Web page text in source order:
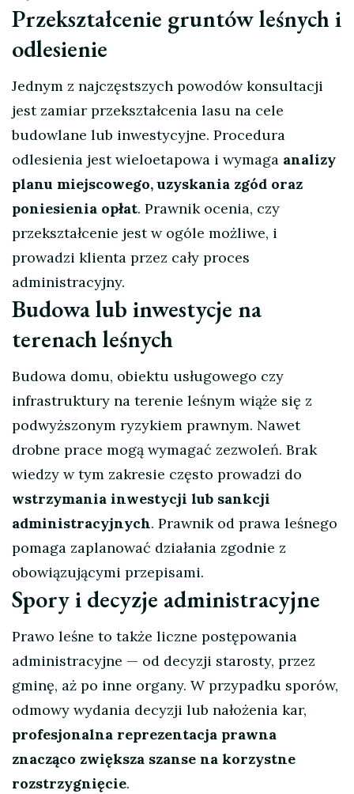
Przekształcenie gruntów leśnych i
odlesienie
Jednym z najczęstszych powodów konsultacji
jest zamiar przekształcenia lasu na cele
budowlane lub inwestycyjne. Procedura
odlesienia jest wieloetapowa i wymaga analizy
planu miejscowego, uzyskania zgód oraz
poniesienia opłat. Prawnik ocenia, czy
przekształcenie jest w ogóle możliwe, i
prowadzi klienta przez cały proces
administracyjny.
Budowa lub inwestycje na
terenach leśnych
Budowa domu, obiektu usługowego czy
infrastruktury na terenie leśnym wiąże się z
podwyższonym ryzykiem prawnym. Nawet
drobne prace mogą wymagać zezwoleń. Brak
wiedzy w tym zakresie często prowadzi do
wstrzymania inwestycji lub sankcji
administracyjnych. Prawnik od prawa leśnego
pomaga zaplanować działania zgodnie z
obowiązującymi przepisami.
Spory i decyzje administracyjne
Prawo leśne to także liczne postępowania
administracyjne — od decyzji starosty, przez
gminę, aż po inne organy. W przypadku sporów,
odmowy wydania decyzji lub nałożenia kar,
profesjonalna reprezentacja prawna
znacząco zwiększa szanse na korzystne
rozstrzygnięcie.